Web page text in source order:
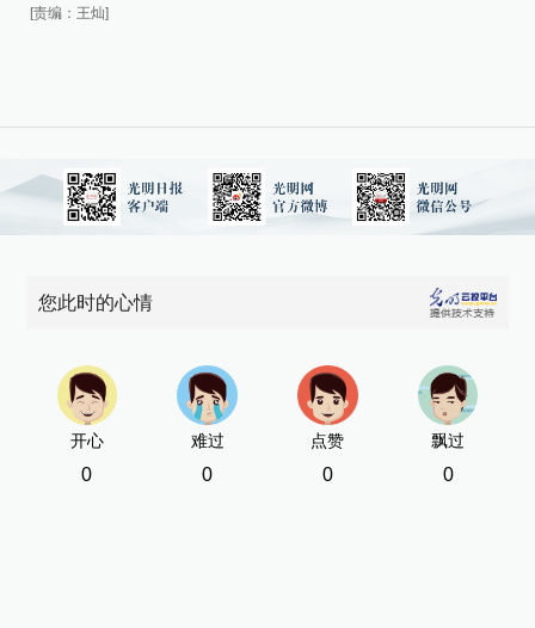
[责编：王灿]
您此时的心情
开心
0
难过
0
点赞
0
飘过
0